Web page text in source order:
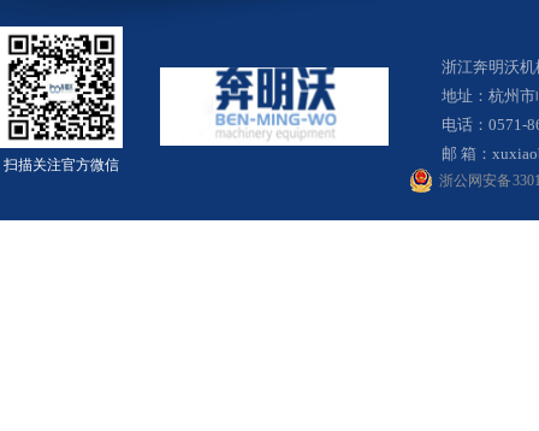
扫描关注官方微信
浙江奔明沃
地址：杭州
电话：
邮 箱：
浙公网安备